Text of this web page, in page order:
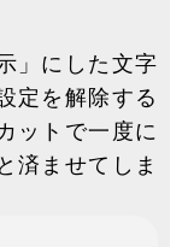
」にした文字
定を解除する
ットで一度に
済ませてしま